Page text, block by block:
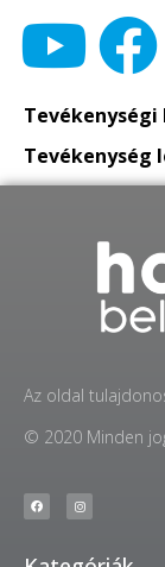
Tevékenységi
Tevékenység
Az oldal
© 2020 Minden